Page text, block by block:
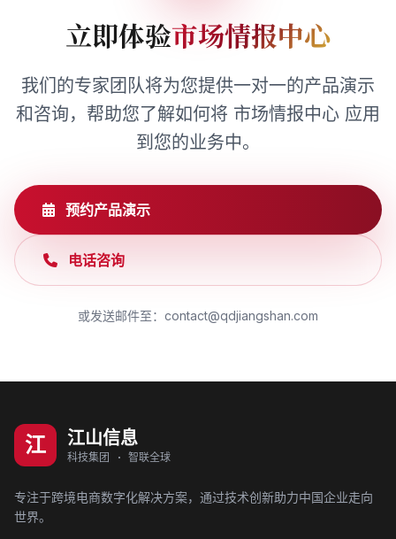
立即体验市场情报中心
我们的专家团队将为您提供一对一的产品演示
和咨询，帮助您了解如何将 市场情报中心 应用
到您的业务中。
预约产品演示
电话咨询
或发送邮件至：contact@qdjiangshan.com
江 江山信息
科技集团 · 智联全球
专注于跨境电商数字化解决方案，通过技术创新助力中国企业走向
世界。